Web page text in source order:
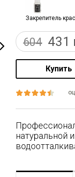
Закрепитель
604 431
Купить
натуральной